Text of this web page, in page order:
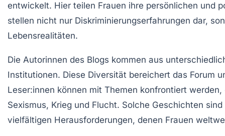
entwickelt. Hier teilen Frauen ihre persönlichen und
stellen nicht nur Diskriminierungserfahrungen dar,
Lebensrealitäten.
Die Autorinnen des Blogs kommen aus
Institutionen. Diese Diversität bereichert das Forum
Leser:innen können mit Themen konfrontiert
Sexismus, Krieg und Flucht. Solche Geschichten
vielfältigen Herausforderungen, denen Frauen